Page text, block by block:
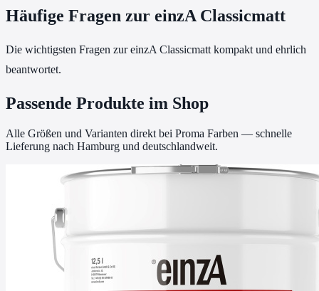
Häufige Fragen zur einzA Classicmatt
Die wichtigsten Fragen zur einzA Classicmatt kompakt und ehrlich
beantwortet.
Passende Produkte im Shop
Alle Größen und Varianten direkt bei Proma Farben — schnelle
Lieferung nach Hamburg und deutschlandweit.